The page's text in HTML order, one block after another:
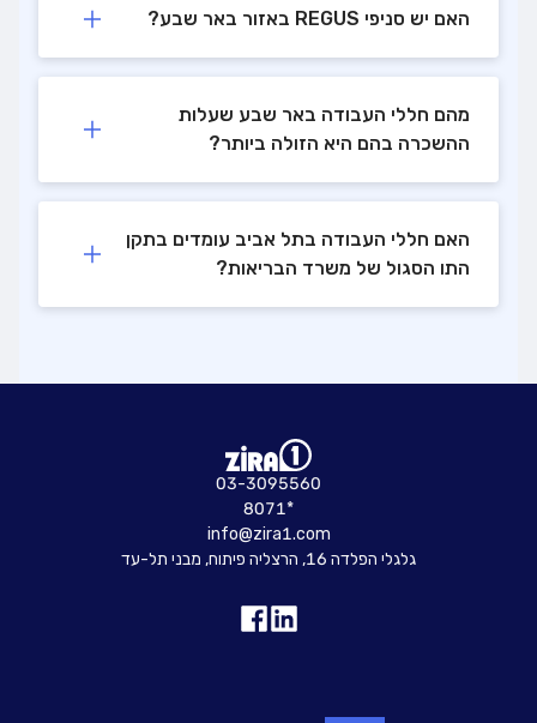
האם יש סניפי REGUS באזור באר שבע?
מהם חללי העבודה באר שבע שעלות
ההשכרה בהם היא הזולה ביותר?
האם חללי העבודה בתל אביב עומדים בתקן
התו הסגול של משרד הבריאות?
03-3095560
8071*
info@zira1.com
גלגלי הפלדה 16, הרצליה פיתוח, מבני תל-עד